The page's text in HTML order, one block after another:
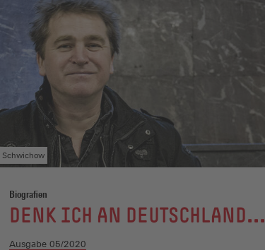
Schwichow
Biografien
:
DENK ICH AN DEUTSCHLAND...
Ausgabe 05/2020